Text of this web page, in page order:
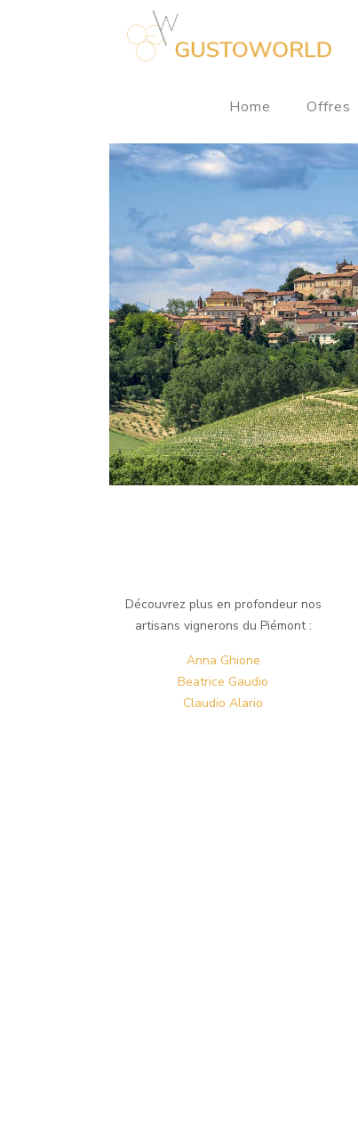
Home Offres
Découvrez plus en profondeur nos
artisans vignerons du Piémont :
Anna Ghione
Beatrice Gaudio
Claudio Alario